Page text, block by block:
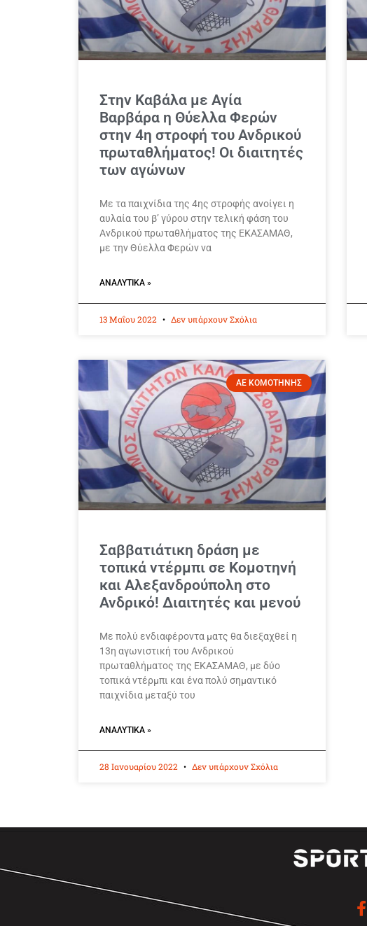
Στην Καβάλα με Αγία
Βαρβάρα η Θύελλα Φερών
στην 4η στροφή του Ανδρικού
πρωταθλήματος! Οι διαιτητές
των αγώνων
Με τα παιχνίδια της 4ης στροφής ανοίγει η
αυλαία του β’ γύρου στην τελική φάση του
Ανδρικού πρωταθλήματος της ΕΚΑΣΑΜΑΘ,
με την Θύελλα Φερών να
ΑΝΑΛΥΤΙΚΆ »
13 Μαΐου 2022 Δεν υπάρχουν Σχόλια
ΑΕ ΚΟΜΟΤΗΝΗΣ
Σαββατιάτικη δράση με
τοπικά ντέρμπι σε Κομοτηνή
και Αλεξανδρούπολη στο
Ανδρικό! Διαιτητές και μενού
Με πολύ ενδιαφέροντα ματς θα διεξαχθεί η
13η αγωνιστική του Ανδρικού
πρωταθλήματος της ΕΚΑΣΑΜΑΘ, με δύο
τοπικά ντέρμπι και ένα πολύ σημαντικό
παιχνίδια μεταξύ του
ΑΝΑΛΥΤΙΚΆ »
28 Ιανουαρίου 2022 Δεν υπάρχουν Σχόλια